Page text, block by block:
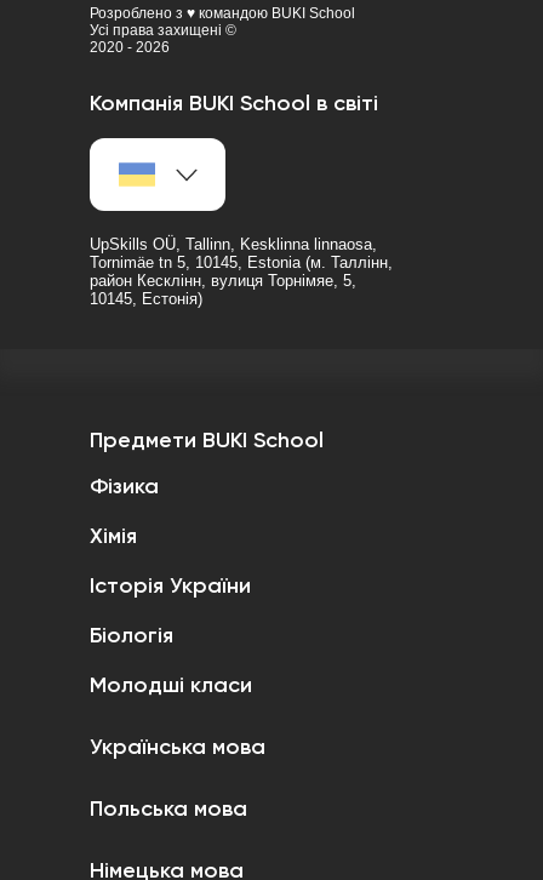
Розроблено з ♥ командою BUKI School
Усі права захищені ©
2020 - 2026
Компанія BUKI School в світі
UpSkills OÜ, Tallinn, Kesklinna linnaosa,
Tornimäe tn 5, 10145, Estonia (м. Таллінн,
район Кесклінн, вулиця Торнімяе, 5,
10145, Естонія)
Предмети BUKI School
Фізика
Хімія
Історія України
Біологія
Молодші класи
Українська мова
Польська мова
Німецька мова